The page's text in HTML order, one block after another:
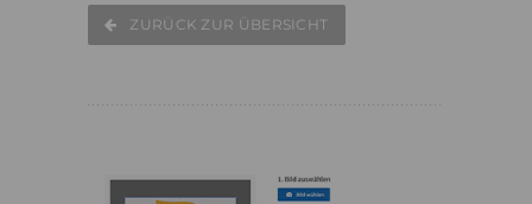
ZURÜCK ZUR ÜBERSICHT